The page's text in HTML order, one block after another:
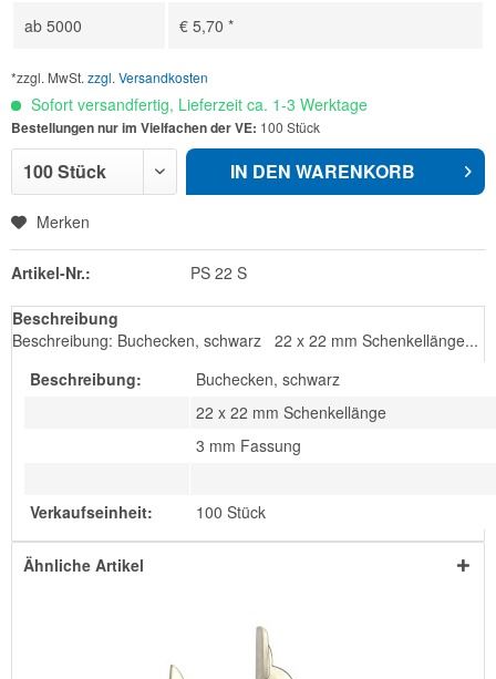
ab 5000 € 5,70 *
*zzgl. MwSt. zzgl. Versandkosten
Sofort versandfertig, Lieferzeit ca. 1-3 Werktage
Bestellungen nur im Vielfachen der VE: 100 Stück
IN DEN WARENKORB
Merken
Artikel-Nr.: PS 22 S
Beschreibung
Beschreibung: Buchecken, schwarz 22 x 22 mm Schenkellänge...
Beschreibung:
Buchecken, schwarz
22 x 22 mm Schenkellänge
3 mm Fassung
Verkaufseinheit: 100 Stück
Ähnliche Artikel